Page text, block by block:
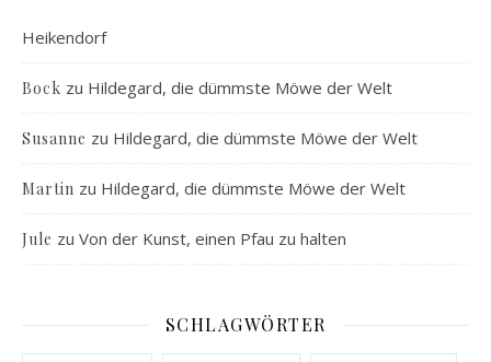
Heikendorf
Bock zu Hildegard, die dümmste Möwe der Welt
Susanne zu Hildegard, die dümmste Möwe der Welt
Martin zu Hildegard, die dümmste Möwe der Welt
Jule zu Von der Kunst, einen Pfau zu halten
SCHLAGWÖRTER